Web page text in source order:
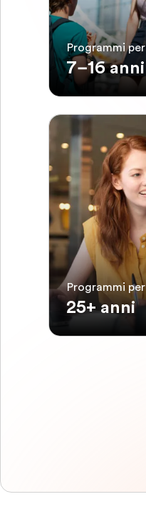
Programmi per
7–16 anni
Programmi per
25+ anni